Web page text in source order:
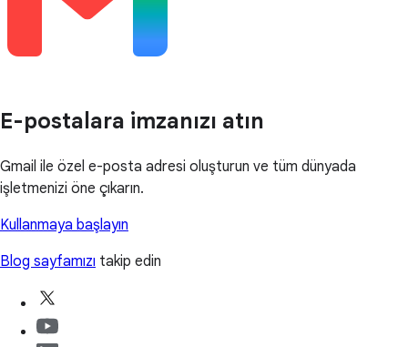
E-postalara imzanızı atın
Gmail ile özel e-posta adresi oluşturun ve tüm dünyada
işletmenizi öne çıkarın.
Kullanmaya başlayın
Blog sayfamızı takip edin